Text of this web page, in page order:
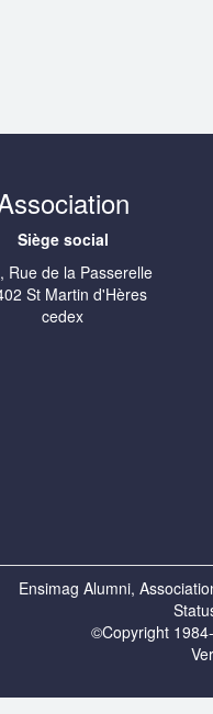
Siège social
Rue de la Passerelle
St Martin d'Hères
cedex
Ensimag Alumni,
©Copyright